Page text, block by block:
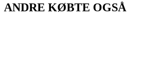
ANDRE KØBTE OGSÅ